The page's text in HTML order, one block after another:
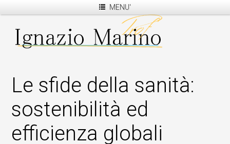
MENU'
Le sfide della sanità:
sostenibilità ed
efficienza globali